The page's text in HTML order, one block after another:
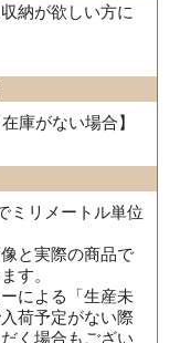
納が欲しい方に
庫がない場合】
ミリメートル単位
と実際の商品で
す。
による「生産未
荷予定がない際
く場合もござい